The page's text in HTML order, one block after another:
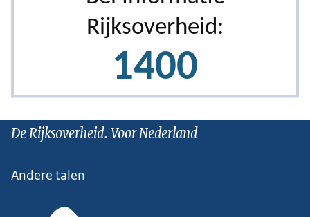
De Rijksoverheid. Voor Nederland
Andere talen